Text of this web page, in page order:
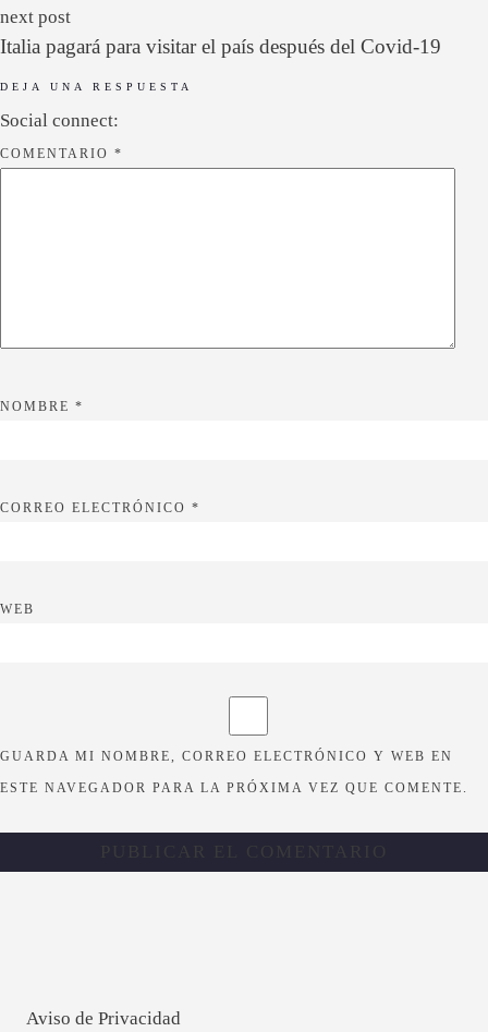
next post
Italia pagará para visitar el país después del Covid-19
DEJA UNA RESPUESTA
Social connect:
COMENTARIO *
NOMBRE *
CORREO ELECTRÓNICO *
WEB
GUARDA MI NOMBRE, CORREO ELECTRÓNICO Y WEB EN
ESTE NAVEGADOR PARA LA PRÓXIMA VEZ QUE COMENTE.
Aviso de Privacidad